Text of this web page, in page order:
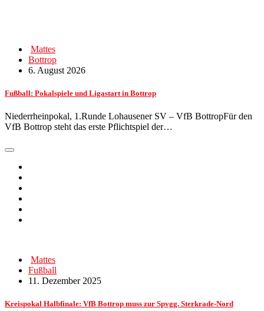
Mattes
Bottrop
6. August 2026
Fußball: Pokalspiele und Ligastart in Bottrop
Niederrheinpokal, 1.Runde Lohausener SV – VfB BottropFür den
VfB Bottrop steht das erste Pflichtspiel der…
Mattes
Fußball
11. Dezember 2025
Kreispokal Halbfinale: VfB Bottrop muss zur Spvgg. Sterkrade-Nord